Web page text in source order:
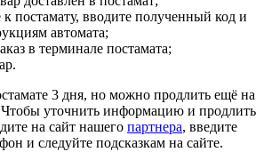
постамату, вводите полученный код и
автомата;
в терминале постамата;
3 дня, но можно продлить ещё на
уточнить информацию и продлить
на сайт нашего партнера, введите
и следуйте подсказкам на сайте.